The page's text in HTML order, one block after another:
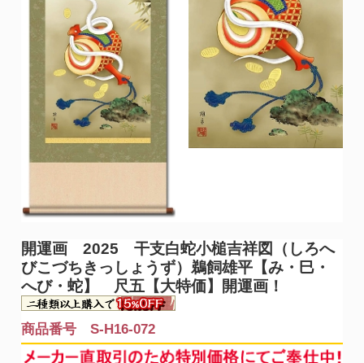
開運画 2025 干支白蛇小槌吉祥図（しろへ
びこづちきっしょうず）鵜飼雄平【み・巳・
へび・蛇】 尺五【大特価】開運画！
商品番号 S-H16-072